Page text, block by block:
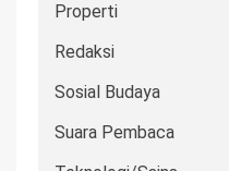
Properti
Redaksi
Sosial Budaya
Suara Pembaca